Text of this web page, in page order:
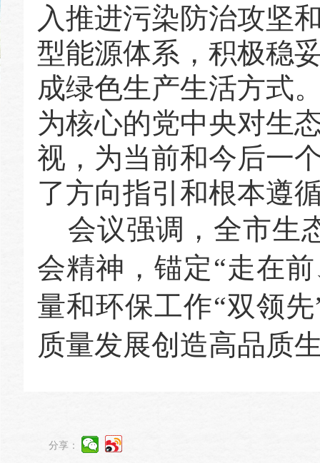
入推进污染防治攻坚
型能源体系，积极稳
成绿色生产生活方式
为核心的党中央对生
视，为当前和今后一
了方向指引和根本遵
会议强调，全市生
会精神，锚定“走在
量和环保工作“双领
质量发展创造高品质
分享：